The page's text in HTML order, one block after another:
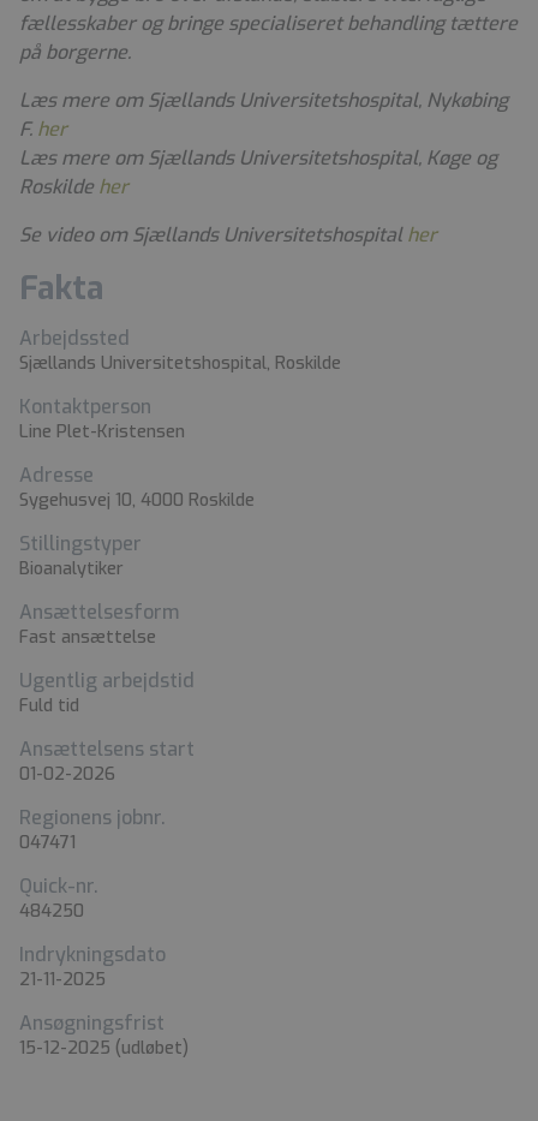
fællesskaber og bringe specialiseret behandling tættere
på borgerne.
Læs mere om Sjællands Universitetshospital, Nykøbing
F. her
Læs mere om Sjællands Universitetshospital, Køge og
Roskilde her
Se video om Sjællands Universitetshospitalher
Fakta
Arbejdssted
Sjællands Universitetshospital, Roskilde
Kontaktperson
Line Plet-Kristensen
Adresse
Sygehusvej 10, 4000 Roskilde
Stillingstyper
Bioanalytiker
Ansættelsesform
Fast ansættelse
Ugentlig arbejdstid
Fuld tid
Ansættelsens start
01-02-2026
Regionens jobnr.
047471
Quick-nr.
484250
Indrykningsdato
21-11-2025
Ansøgningsfrist
15-12-2025 (udløbet)